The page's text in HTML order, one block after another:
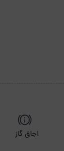
اجاق گاز